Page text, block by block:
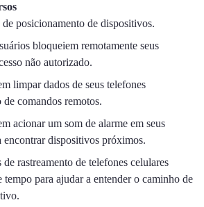
posicionamento de dispositivos.
bloqueiem remotamente seus
não autorizado.
limpar dados de seus telefones
comandos remotos.
acionar um som de alarme em seus
encontrar dispositivos próximos.
rastreamento de telefones celulares
para ajudar a entender o caminho de